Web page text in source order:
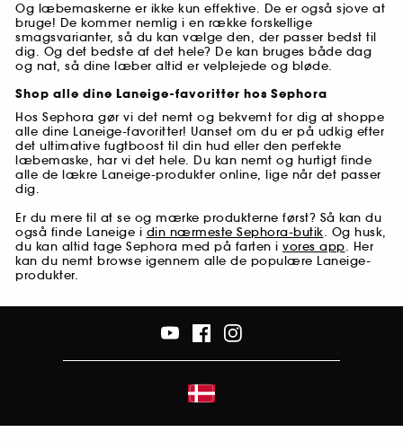
Og læbemaskerne er ikke kun effektive. De er også sjove at
bruge! De kommer nemlig i en række forskellige
smagsvarianter, så du kan vælge den, der passer bedst til
dig. Og det bedste af det hele? De kan bruges både dag
og nat, så dine læber altid er velplejede og bløde.
Shop alle dine Laneige-favoritter hos Sephora
Hos Sephora gør vi det nemt og bekvemt for dig at shoppe
alle dine Laneige-favoritter! Uanset om du er på udkig efter
det ultimative fugtboost til din hud eller den perfekte
læbemaske, har vi det hele. Du kan nemt og hurtigt finde
alle de lækre Laneige-produkter online, lige når det passer
dig.
Er du mere til at se og mærke produkterne først? Så kan du
også finde Laneige i din nærmeste Sephora-butik. Og husk,
du kan altid tage Sephora med på farten i vores app. Her
kan du nemt browse igennem alle de populære Laneige-
produkter.